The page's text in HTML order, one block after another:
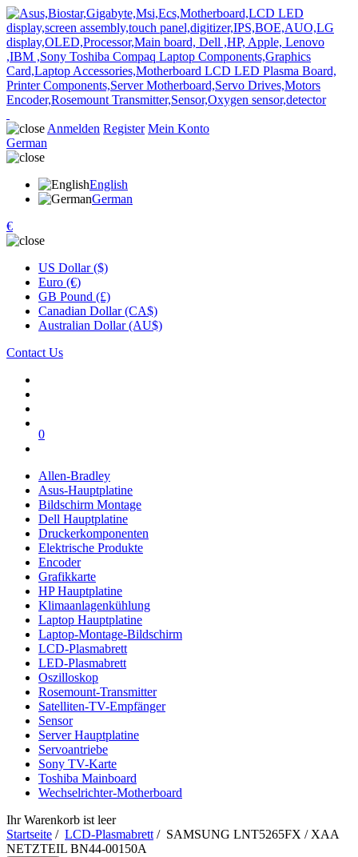
Anmelden Register Mein Konto
German
English
German
€
US Dollar ($)
Euro (€)
GB Pound (£)
Canadian Dollar (CA$)
Australian Dollar (AU$)
Contact Us
0
Allen-Bradley
Asus-Hauptplatine
Bildschirm Montage
Dell Hauptplatine
Druckerkomponenten
Elektrische Produkte
Encoder
Grafikkarte
HP Hauptplatine
Klimaanlagenkühlung
Laptop Hauptplatine
Laptop-Montage-Bildschirm
LCD-Plasmabrett
LED-Plasmabrett
Oszilloskop
Rosemount-Transmitter
Satelliten-TV-Empfänger
Sensor
Server Hauptplatine
Servoantriebe
Sony TV-Karte
Toshiba Mainboard
Wechselrichter-Motherboard
Ihr Warenkorb ist leer
Startseite / LCD-Plasmabrett / SAMSUNG LNT5265FX / XAA
NETZTEIL BN44-00150A